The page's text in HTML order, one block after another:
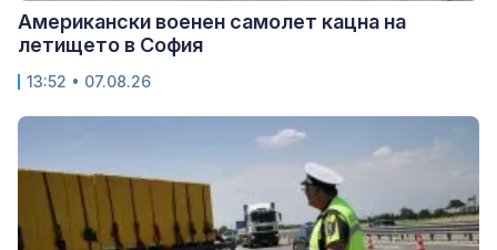
Американски военен самолет кацна на
летището в София
13:52 • 07.08.26